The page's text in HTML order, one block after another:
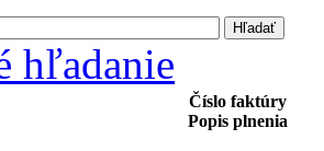
hľadanie
Číslo faktúry
Popis plnenia